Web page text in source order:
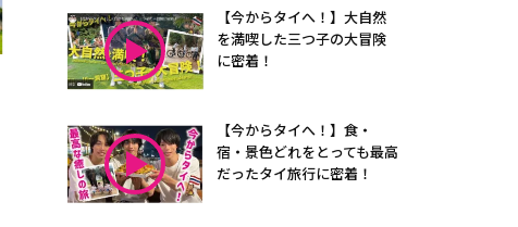
【今からタイへ！】大自然
を満喫した三つ子の大冒険
に密着！
【今からタイへ！】食・
宿・景色どれをとっても最高
だったタイ旅行に密着！